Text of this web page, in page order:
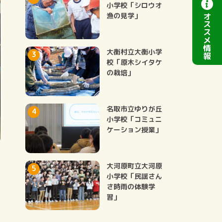
小学校「シロウオ
漁の見学」
大衡村立大衡小学
校「原木シイタケ
の栽培」
名取市立ゆりが丘
小学校「コミュニ
ケーション授業」
大河原町立大河原
小学校「民謡さん
さ時雨の体験学
習」
オ
ス
ス
メ
情
報